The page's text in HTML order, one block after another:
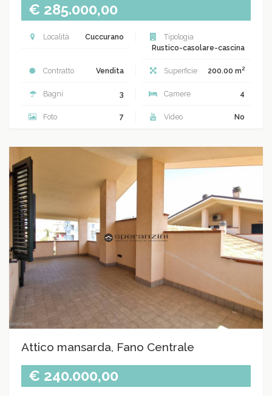
€ 285.000,00
Località Cuccurano
Tipologia
Rustico-casolare-cascina
Contratto Vendita Superficie 200.00 m2
Bagni 3 Camere 4
Foto 7 Video No
Attico mansarda, Fano Centrale
€ 240.000,00